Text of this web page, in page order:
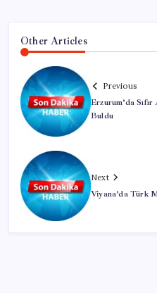
Other Articles
Previous
Erzurum’da
Buldu
Next
Viyana’da Türk